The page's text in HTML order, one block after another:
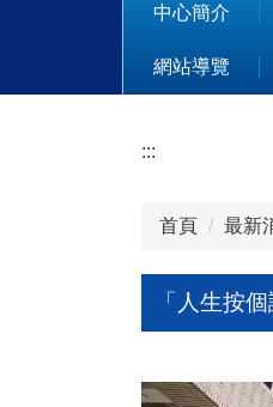
中心簡介
網站導覽
:::
首頁 最新
「人生按